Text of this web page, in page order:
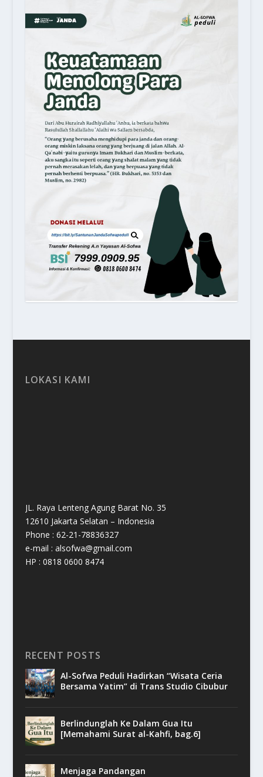
LOKASI KAMI
JL. Raya Lenteng Agung Barat No. 35
12610 Jakarta Selatan – Indonesia
Phone : 62-21-78836327
e-mail : alsofwa@gmail.com
HP : 0818 0600 8474
RECENT POSTS
Al-Sofwa Peduli Hadirkan “Wisata Ceria
Bersama Yatim” di Trans Studio Cibubur
Berlindunglah Ke Dalam Gua Itu
[Memahami Surat al-Kahfi, bag.6]
Menjaga Pandangan